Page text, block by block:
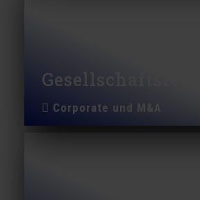
Gesellschaftsrecht
Corporate und M&A